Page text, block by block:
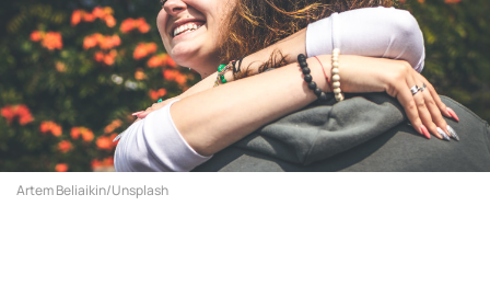
Artem Beliaikin/Unsplash